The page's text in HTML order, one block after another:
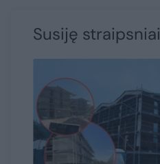
Susiję straipsniai